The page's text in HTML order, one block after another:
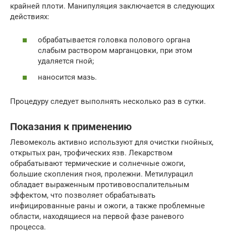
крайней плоти. Манипуляция заключается в следующих
действиях:
обрабатывается головка полового органа
слабым раствором марганцовки, при этом
удаляется гной;
наносится мазь.
Процедуру следует выполнять несколько раз в сутки.
Показания к применению
Левомеколь активно используют для очистки гнойных,
открытых ран, трофических язв. Лекарством
обрабатывают термические и солнечные ожоги,
большие скопления гноя, пролежни. Метилурацил
обладает выраженным противовоспалительным
эффектом, что позволяет обрабатывать
инфицированные раны и ожоги, а также проблемные
области, находящиеся на первой фазе раневого
процесса.